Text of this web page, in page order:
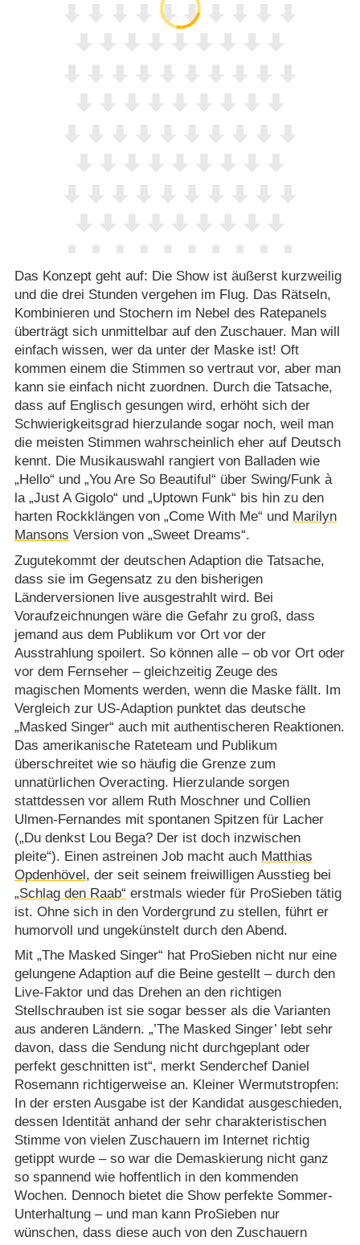
Das Konzept geht auf: Die Show ist äußerst kurzweilig
und die drei Stunden vergehen im Flug. Das Rätseln,
Kombinieren und Stochern im Nebel des Ratepanels
überträgt sich unmittelbar auf den Zuschauer. Man will
einfach wissen, wer da unter der Maske ist! Oft
kommen einem die Stimmen so vertraut vor, aber man
kann sie einfach nicht zuordnen. Durch die Tatsache,
dass auf Englisch gesungen wird, erhöht sich der
Schwierigkeitsgrad hierzulande sogar noch, weil man
die meisten Stimmen wahrscheinlich eher auf Deutsch
kennt. Die Musikauswahl rangiert von Balladen wie
„Hello“ und „You Are So Beautiful“ über Swing/​Funk à
la „Just A Gigolo“ und „Uptown Funk“ bis hin zu den
harten Rockklängen von „Come With Me“ und Marilyn
Mansons Version von „Sweet Dreams“.
Zugutekommt der deutschen Adaption die Tatsache,
dass sie im Gegensatz zu den bisherigen
Länderversionen live ausgestrahlt wird. Bei
Voraufzeichnungen wäre die Gefahr zu groß, dass
jemand aus dem Publikum vor Ort vor der
Ausstrahlung spoilert. So können alle – ob vor Ort oder
vor dem Fernseher – gleichzeitig Zeuge des
magischen Moments werden, wenn die Maske fällt. Im
Vergleich zur US-Adaption punktet das deutsche
„Masked Singer“ auch mit authentischeren Reaktionen.
Das amerikanische Rateteam und Publikum
überschreitet wie so häufig die Grenze zum
unnatürlichen Overacting. Hierzulande sorgen
stattdessen vor allem Ruth Moschner und Collien
Ulmen-Fernandes mit spontanen Spitzen für Lacher
(„Du denkst Lou Bega? Der ist doch inzwischen
pleite“). Einen astreinen Job macht auch Matthias
Opdenhövel, der seit seinem freiwilligen Ausstieg bei
„Schlag den Raab“ erstmals wieder für ProSieben tätig
ist. Ohne sich in den Vordergrund zu stellen, führt er
humorvoll und ungekünstelt durch den Abend.
Mit „The Masked Singer“ hat ProSieben nicht nur eine
gelungene Adaption auf die Beine gestellt – durch den
Live-Faktor und das Drehen an den richtigen
Stellschrauben ist sie sogar besser als die Varianten
aus anderen Ländern. „’The Masked Singer’ lebt sehr
davon, dass die Sendung nicht durchgeplant oder
perfekt geschnitten ist“, merkt Senderchef Daniel
Rosemann richtigerweise an. Kleiner Wermutstropfen:
In der ersten Ausgabe ist der Kandidat ausgeschieden,
dessen Identität anhand der sehr charakteristischen
Stimme von vielen Zuschauern im Internet richtig
getippt wurde – so war die Demaskierung nicht ganz
so spannend wie hoffentlich in den kommenden
Wochen. Dennoch bietet die Show perfekte Sommer-
Unterhaltung – und man kann ProSieben nur
wünschen, dass diese auch von den Zuschauern